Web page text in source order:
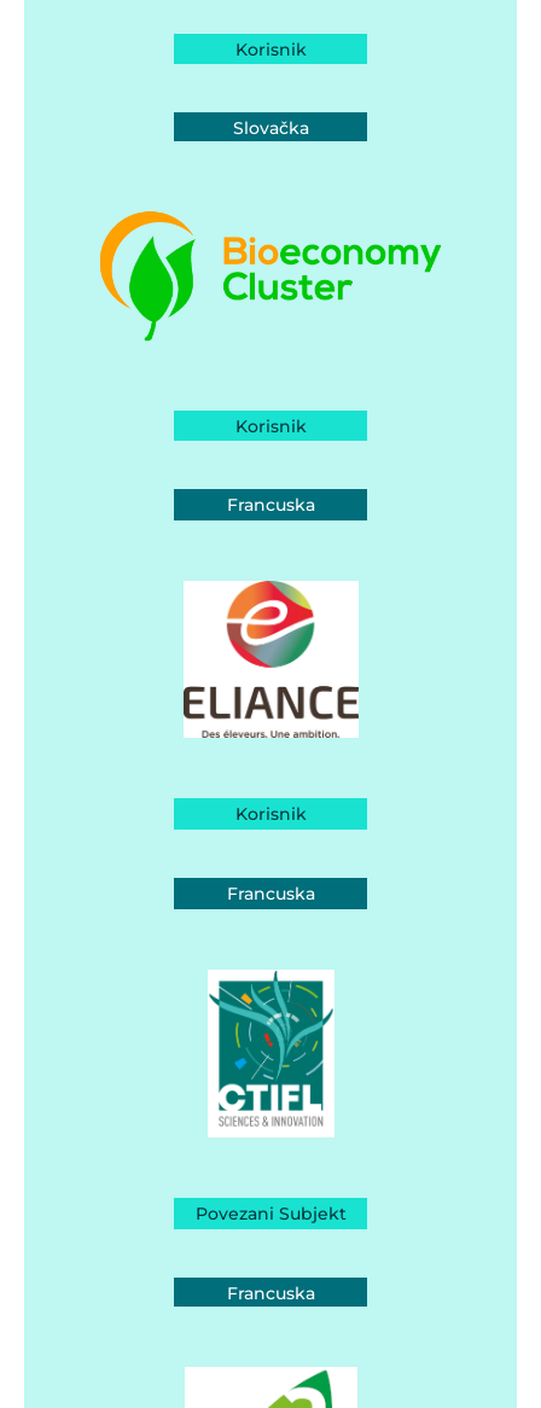
Korisnik
Slovačka
Korisnik
Francuska
Korisnik
Francuska
Povezani Subjekt
Francuska